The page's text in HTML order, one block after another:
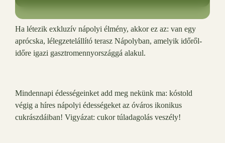
Ha létezik exkluzív nápolyi élmény, akkor ez az: van egy
aprócska, lélegzetelállító terasz Nápolyban, amelyik időről-
időre igazi gasztromennyországgá alakul.
Mindennapi édességeinket add meg nekünk ma: kóstold
végig a híres nápolyi édességeket az óváros ikonikus
cukrászdáiban! Vigyázat: cukor túladagolás veszély!